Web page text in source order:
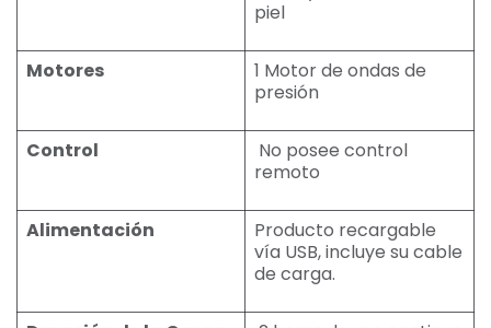
piel
Motores
1 Motor de ondas de
presión
Control
No posee control
remoto
Alimentación
Producto recargable
vía USB, incluye su cable
de carga.